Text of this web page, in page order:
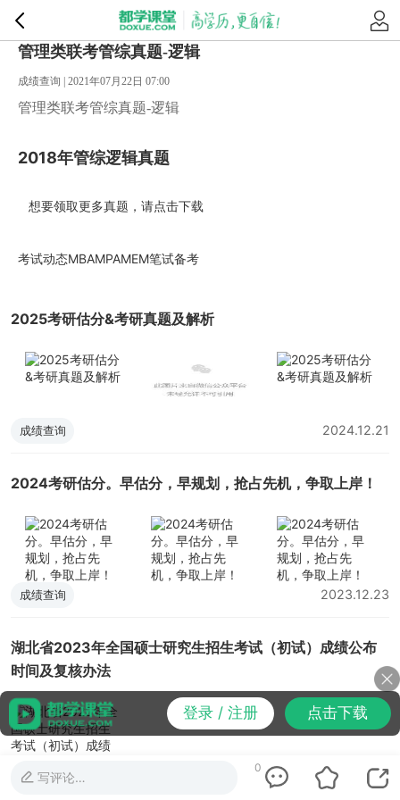
登录 / 注册 点击下载
管理类联考管综真题-逻辑
成绩查询 | 2021年07月22日 07:00
管理类联考管综真题-逻辑
2018年管综逻辑真题
想要领取更多真题，请点击下载
考试动态MBAMPAMEM笔试备考
2025考研估分&考研真题及解析
成绩查询 2024.12.21
2024考研估分。早估分，早规划，抢占先机，争取上岸！
成绩查询 2023.12.23
湖北省2023年全国硕士研究生招生考试（初试）成绩公布
时间及复核办法
写评论…
0